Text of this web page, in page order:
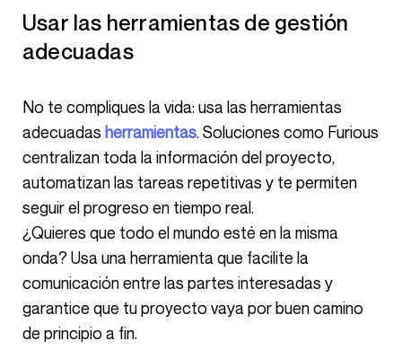
Usar las herramientas de gestión
adecuadas
No te compliques la vida: usa las herramientas
adecuadas herramientas. Soluciones como Furious
centralizan toda la información del proyecto,
automatizan las tareas repetitivas y te permiten
seguir el progreso en tiempo real.
¿Quieres que todo el mundo esté en la misma
onda? Usa una herramienta que facilite la
comunicación entre las partes interesadas y
garantice que tu proyecto vaya por buen camino
de principio a fin.